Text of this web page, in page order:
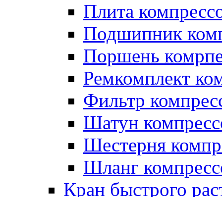
Плита
Подшипник
Поршень
Ремкомплект
Фильтр
Шатун
Шестерня
Шланг
Кран быстрого